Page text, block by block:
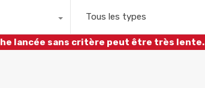
Tous les types
lancée sans critère peut être très lente.